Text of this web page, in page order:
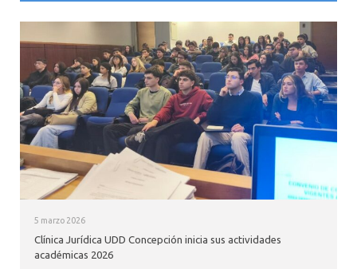
5 marzo 2026
Clínica Jurídica UDD Concepción inicia sus actividades
académicas 2026